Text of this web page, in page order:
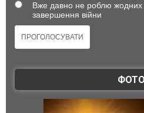
Вже давно не роблю жодних
завершення війни
ФОТО